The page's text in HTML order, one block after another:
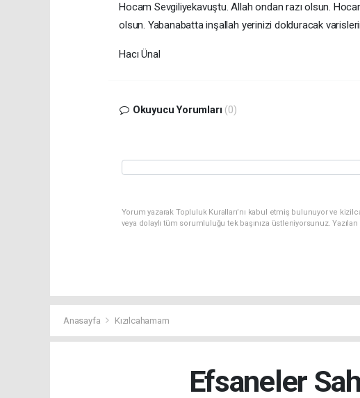
Hocam Sevgiliyekavuştu. Allah ondan razı olsun.
olsun. Yabanabatta inşallah yerinizi dolduracak
Hacı Ünal
Okuyucu Yorumları (0)
Yorum yazarak Topluluk Kuralları’nı kabul etmiş bulunuyor ve
veya dolaylı tüm sorumluluğu tek başınıza üstleniyorsunuz.
Anasayfa Kızılcahamam
Efsaneler